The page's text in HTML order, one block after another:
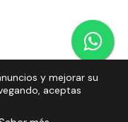
y mejorar su
aceptas